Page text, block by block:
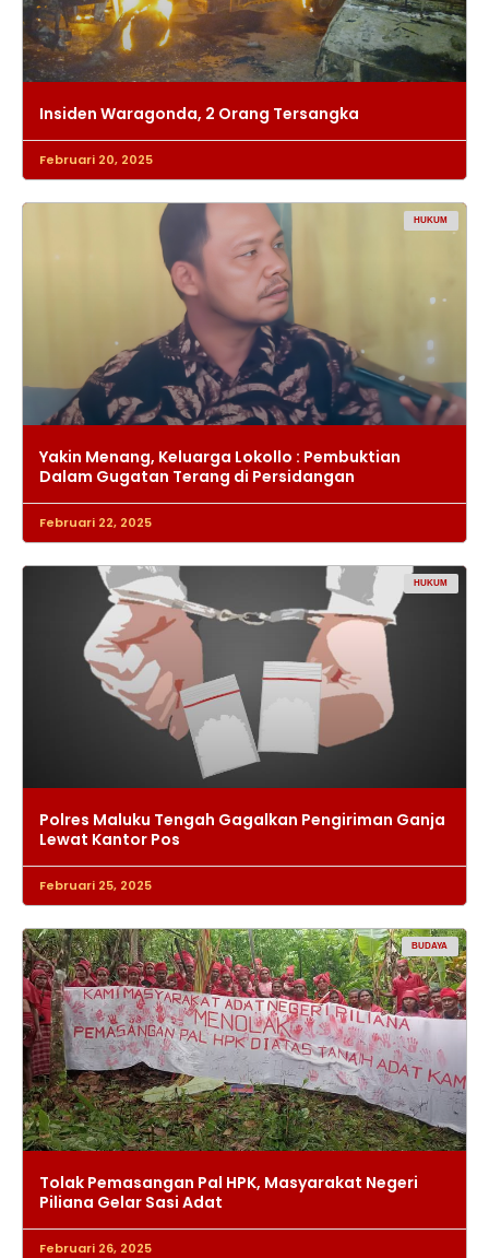
Insiden Waragonda, 2 Orang Tersangka
Februari 20, 2025
HUKUM
Yakin Menang, Keluarga Lokollo : Pembuktian
Dalam Gugatan Terang di Persidangan
Februari 22, 2025
HUKUM
Polres Maluku Tengah Gagalkan Pengiriman Ganja
Lewat Kantor Pos
Februari 25, 2025
BUDAYA
Tolak Pemasangan Pal HPK, Masyarakat Negeri
Piliana Gelar Sasi Adat
Februari 26, 2025